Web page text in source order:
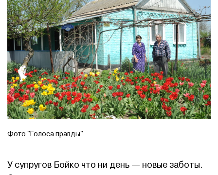
Фото "Голоса правды"
У супругов Бойко что ни день — новые заботы.